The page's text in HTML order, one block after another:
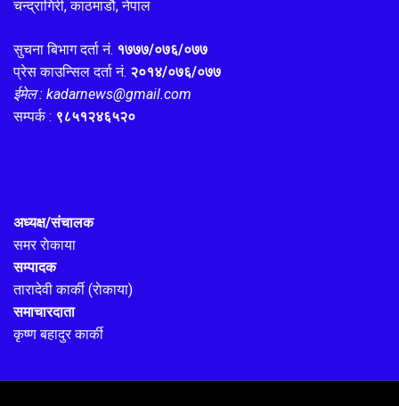
चन्द्रागिरी, काठमाडौ, नेपाल
सुचना बिभाग दर्ता नं. १७७७/०७६/०७७
प्रेस काउन्सिल दर्ता नं. २०१४/०७६/०७७
ईमेल : kadarnews@gmail.com
सम्पर्क : ९८५१२४६५२०
अध्यक्ष/संचालक
समर राेकाया
सम्पादक
तारादेवी कार्की (राेकाया)
समाचारदाता
कृष्ण बहादुर कार्की